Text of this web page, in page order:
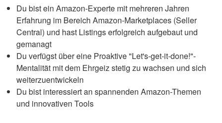
Du bist ein Amazon-Experte mit mehreren Jahren
Erfahrung im Bereich Amazon-Marketplaces (Seller
Central) und hast Listings erfolgreich aufgebaut und
gemanagt
Du verfügst über eine Proaktive "Let's-get-it-done!"-
Mentalität mit dem Ehrgeiz stetig zu wachsen und sich
weiterzuentwickeln
Du bist interessiert an spannenden Amazon-Themen
und innovativen Tools